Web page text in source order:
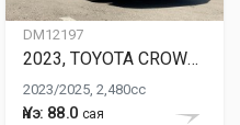
DM12197
2023, TOYOTA CROWN HYBRID
2023/2025, 2,480cc
Үнэ: 88.0 сая